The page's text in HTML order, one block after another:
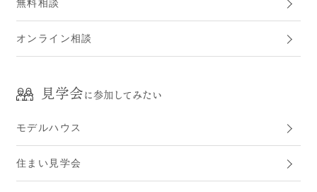
無料相談
オンライン相談
見学会に参加してみたい
モデルハウス
住まい見学会